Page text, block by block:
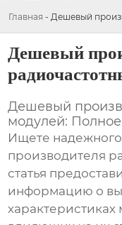
Главная - Дешевый
Дешевый
Дешевый
модулей:
Ищете
производителя
статья
информацию о
характеристиках